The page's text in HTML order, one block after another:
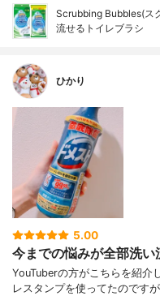
Scrubbing Bubbles(ス
流せるトイレブラシ
ひかり
5.00
今までの悩みが全部洗い
YouTuberの方がこちらを紹介
レスタンプを使ってたのです